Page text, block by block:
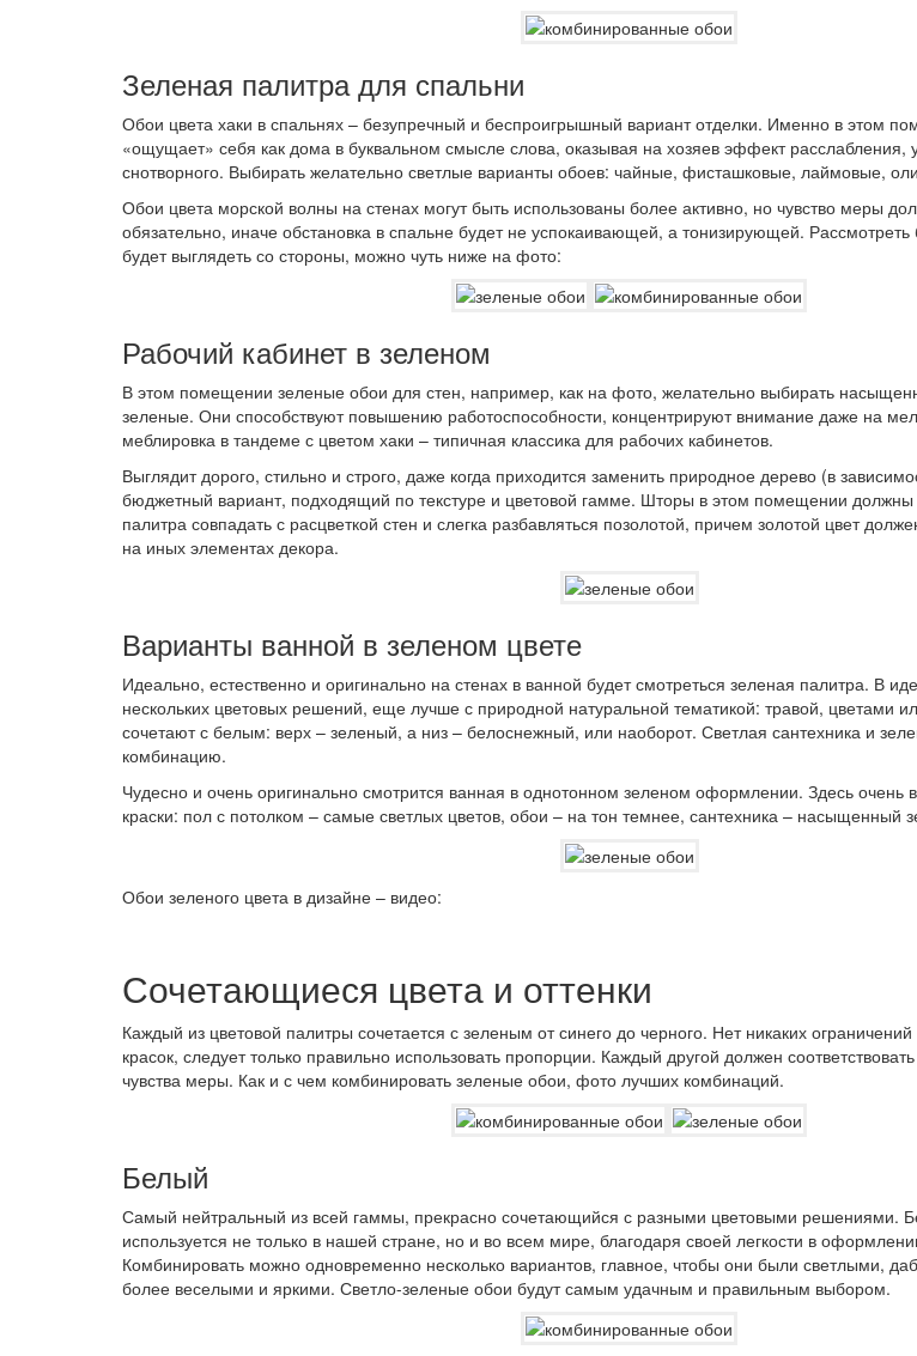
Зеленая палитра для спальни
Обои цвета хаки в спальнях – безупречный и беспроигрышный вариант отделки. Именно в этом
«ощущает» себя как дома в буквальном смысле слова, оказывая на хозяев эффект расслабления,
снотворного. Выбирать желательно светлые варианты обоев: чайные, фисташковые, лаймовые,
Обои цвета морской волны на стенах могут быть использованы более активно, но чувство меры
обязательно, иначе обстановка в спальне будет не успокаивающей, а тонизирующей. Рассмотреть
будет выглядеть со стороны, можно чуть ниже на фото:
Рабочий кабинет в зеленом
В этом помещении зеленые обои для стен, например, как на фото, желательно выбирать
зеленые. Они способствуют повышению работоспособности, концентрируют внимание даже на
меблировка в тандеме с цветом хаки – типичная классика для рабочих кабинетов.
Выглядит дорого, стильно и строго, даже когда приходится заменить природное дерево (в
бюджетный вариант, подходящий по текстуре и цветовой гамме. Шторы в этом помещении
палитра совпадать с расцветкой стен и слегка разбавляться позолотой, причем золотой цвет
на иных элементах декора.
Варианты ванной в зеленом цвете
Идеально, естественно и оригинально на стенах в ванной будет смотреться зеленая палитра. В
нескольких цветовых решений, еще лучше с природной натуральной тематикой: травой, цветами
сочетают с белым: верх – зеленый, а низ – белоснежный, или наоборот. Светлая сантехника и
комбинацию.
Чудесно и очень оригинально смотрится ванная в однотонном зеленом оформлении. Здесь очень
краски: пол с потолком – самые светлых цветов, обои – на тон темнее, сантехника – насыщенный
Обои зеленого цвета в дизайне – видео:
Сочетающиеся цвета и оттенки
Каждый из цветовой палитры сочетается с зеленым от синего до черного. Нет никаких
красок, следует только правильно использовать пропорции. Каждый другой должен
чувства меры. Как и с чем комбинировать зеленые обои, фото лучших комбинаций.
Белый
Самый нейтральный из всей гаммы, прекрасно сочетающийся с разными цветовыми решениями.
используется не только в нашей стране, но и во всем мире, благодаря своей легкости в
Комбинировать можно одновременно несколько вариантов, главное, чтобы они были светлыми,
более веселыми и яркими. Светло-зеленые обои будут самым удачным и правильным выбором.